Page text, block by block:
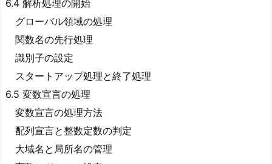
6.4 解析処理の開始
グローバル領域の処理
関数名の先行処理
識別子の設定
スタートアップ処理と終了処理
6.5 変数宣言の処理
変数宣言の処理方法
配列宣言と整数定数の判定
大域名と局所名の管理